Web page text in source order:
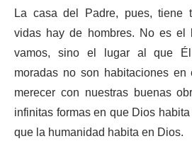
La casa del Padre, pues, tiene
vidas hay de hombres. No es
vamos, sino el lugar al que
moradas no son habitaciones
merecer con nuestras buenas
infinitas formas en que Dios
que la humanidad habita en Dios.